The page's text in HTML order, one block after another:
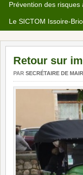
Prévention des risques
Le SICTOM Issoire-
Retour sur
PAR SECRÉTAIRE DE